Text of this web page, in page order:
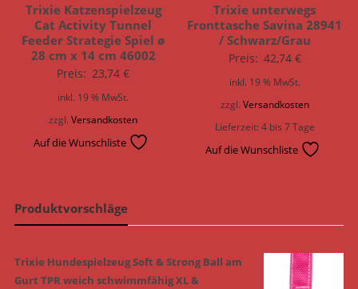
Trixie Katzenspielzeug
Cat Activity Tunnel
Feeder Strategie Spiel ø
28 cm x 14 cm 46002
Preis: 23,74€
inkl. 19 % MwSt.
zzgl.Versandkosten
Auf die Wunschliste
Trixie unterwegs
Fronttasche Savina 28941
/ Schwarz/Grau
Preis: 42,74 €
inkl. 19 % MwSt.
zzgl. Versandkosten
Lieferzeit:4 bis 7 Tage
Auf die Wunschliste
Produktvorschläge
Trixie Hundespielzeug Soft & Strong Ball am
Gurt TPR weich schwimmfähig XL &